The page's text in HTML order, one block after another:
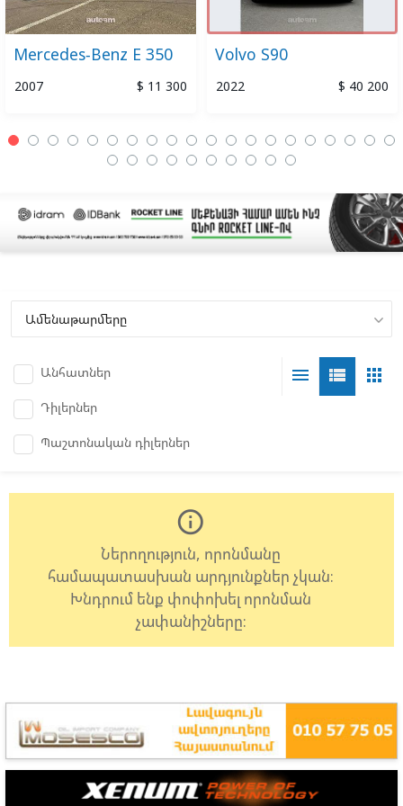
Mercedes-Benz E 350
2007 $ 11 300
Volvo S90
2022 $ 40 200
Անհատներ
Դիլերներ
Պաշտոնական դիլերներ
apps
view_list
menu
info_outline
Ներողություն, որոնմանը
համապատասխան արդյունքներ չկան:
Խնդրում ենք փոփոխել որոնման
չափանիշները: